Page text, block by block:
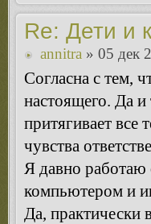
Re: Дети и
annitra » 05 дек
Согласна с тем,
настоящего. Да и
притягивает все
чувства
Я давно работаю
компьютером и
Да, практически